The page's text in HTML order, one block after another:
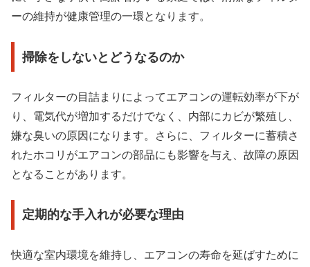
ーの維持が健康管理の一環となります。
掃除をしないとどうなるのか
フィルターの目詰まりによってエアコンの運転効率が下が
り、電気代が増加するだけでなく、内部にカビが繁殖し、
嫌な臭いの原因になります。さらに、フィルターに蓄積さ
れたホコリがエアコンの部品にも影響を与え、故障の原因
となることがあります。
定期的な手入れが必要な理由
快適な室内環境を維持し、エアコンの寿命を延ばすために